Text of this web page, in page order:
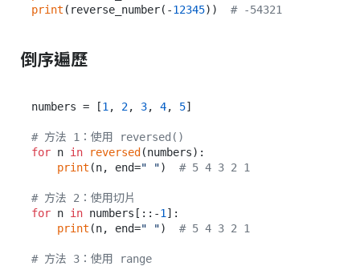
print (reverse_number(-12345)) # -54321
倒序遍歷
numbers = [1 , 2, 3, 4, 5]
# 方法 1：使用 reversed()
for n in reversed (numbers):
print (n, end=" ") # 5 4 3 2 1
# 方法 2：使用切片
for n in numbers[::-1 ]:
print (n, end=" ") # 5 4 3 2 1
# 方法 3：使用 range